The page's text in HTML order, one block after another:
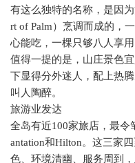
有这么独特的名称，是因
rt of Palm）烹调而成的，
心能吃，一棵只够八人享用
值得一提的是，山庄景色
下显得分外迷人，配上热
叫人陶醉。
旅游业发达
全岛有近100家旅店，最令
antation和Hilton。这三家
色、环境清幽、服务周到